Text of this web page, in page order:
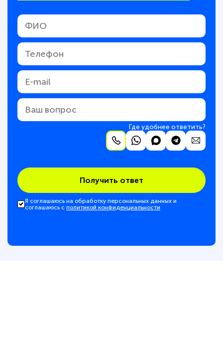
Где удобнее ответить?
Получить ответ
Я соглашаюсь на обработку персональных данных и
соглашаюсь с политикой конфиденциальности